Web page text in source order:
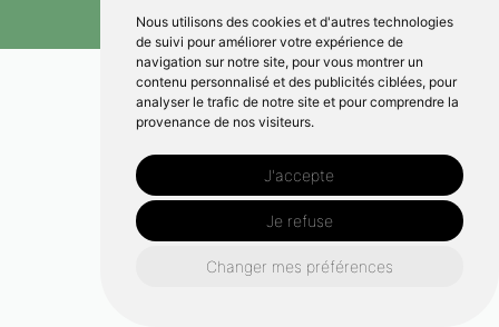
Nous utilisons des cookies et d'autres technologies
de suivi pour améliorer votre expérience de
navigation sur notre site, pour vous montrer un
contenu personnalisé et des publicités ciblées, pour
analyser le trafic de notre site et pour comprendre la
provenance de nos visiteurs.
J'accepte
Je refuse
Changer mes préférences